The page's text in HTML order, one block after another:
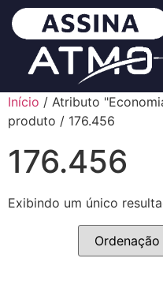
Início / Atributo
produto / 176.456
176.456
Exibindo um único